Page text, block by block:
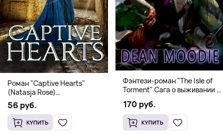
Роман "Captive Hearts"
(Natasja Rose)
Романтическое фэнтези
56 руб.
КУПИТЬ
Фэнтези-роман "The Isle of
Torment" Сага о выживании и
170 руб.
КУПИТЬ